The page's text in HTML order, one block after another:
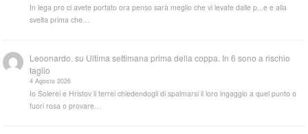
In lega pro ci avete portato ora penso sarà meglio che vi levate dalle p...e e alla
svelta prima che…
Leoonardo. su Ultima settimana prima della coppa. In 6 sono a rischio
taglio
4 Agosto 2026
Io Solerei e Hristov li terrei chiedendogli di spalmarsi il loro ingaggio a quel punto o
fuori rosa o provare…